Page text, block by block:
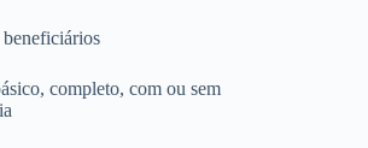
beneficiários
completo, com ou sem